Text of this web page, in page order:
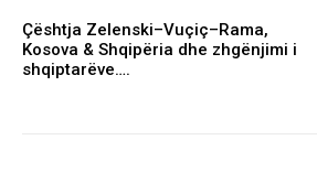
Çështja Zelenski–Vuçiç–Rama,
Kosova & Shqipëria dhe zhgënjimi i
shqiptarëve….